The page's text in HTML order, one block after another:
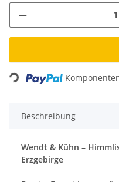
Loading...
Beschreibung
Wendt & Kühn –
Erzgebirge